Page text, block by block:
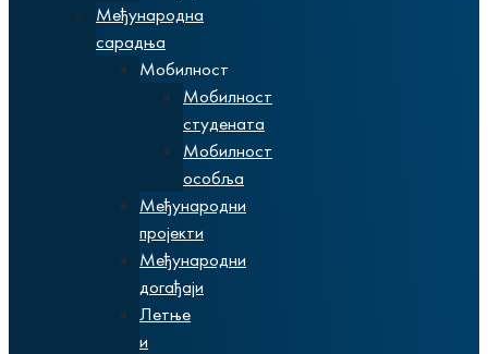
Међународна
сарадња
Мобилност
Мобилност
студената
Мобилност
особља
Међународни
пројекти
Међународни
догађаји
Летње
и